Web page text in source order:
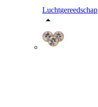
Luchtgereedschap